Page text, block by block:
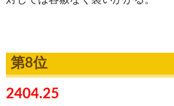
第8位
2404.25